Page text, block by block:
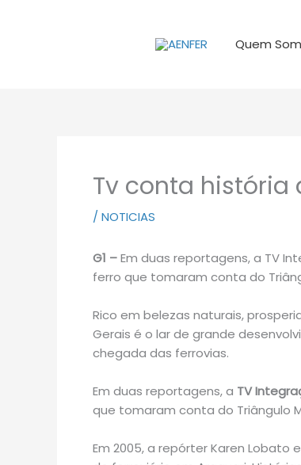
Quem
Tv conta história
/ NOTICIAS
G1 –Em duas reportagens, a TV
ferro que tomaram conta do
Rico em belezas naturais,
Gerais é o lar de grande
chegada das ferrovias.
Em duas reportagens, a TV
que tomaram conta do Triângulo
Em 2005, a repórter Karen